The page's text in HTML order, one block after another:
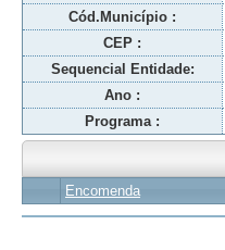
Cód.Município :
CEP :
Sequencial Entidade:
Ano :
Programa :
Encomenda